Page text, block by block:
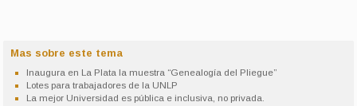
Mas sobre este tema
Inaugura en La Plata la muestra “Genealogía del Pliegue”
Lotes para trabajadores de la UNLP
La mejor Universidad es pública e inclusiva, no privada.